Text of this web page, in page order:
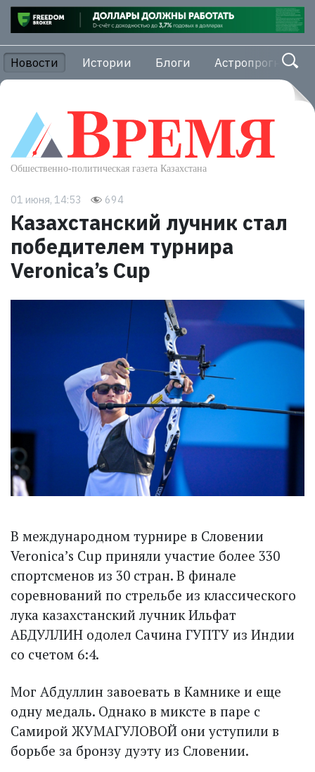
Новости Истории Блоги Астропрогноз
01 июня, 14:53 694
Казахстанский лучник стал
победителем турнира
Veronica’s Cup
В международном турнире в Словении
Veronica’s Cup приняли участие более 330
спортсменов из 30 стран. В финале
соревнований по стрельбе из классического
лука казахстанский лучник Ильфат
АБДУЛЛИН одолел Сачина ГУПТУ из Индии
со счетом 6:4.
Мог Абдуллин завоевать в Камнике и еще
одну медаль. Однако в миксте в паре с
Самирой ЖУМАГУЛОВОЙ они уступили в
борьбе за бронзу дуэту из Словении.